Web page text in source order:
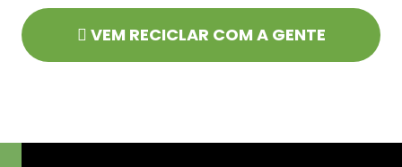
VEM RECICLAR COM A GENTE